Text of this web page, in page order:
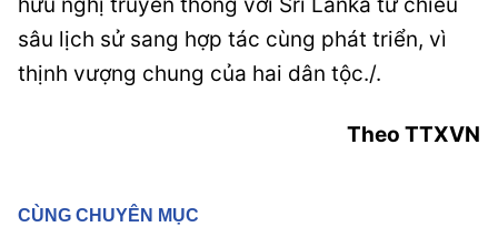
hữu nghị truyền thống với Sri Lanka từ chiều
sâu lịch sử sang hợp tác cùng phát triển, vì
thịnh vượng chung của hai dân tộc./.
Theo TTXVN
CÙNG CHUYÊN MỤC